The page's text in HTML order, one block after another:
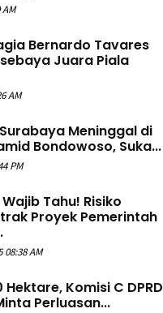
Bernardo Tavares
Juara Piala
AM
Meninggal di
Bondowoso, Suka...
PM
Tahu! Risiko
Proyek Pemerintah
08:38 AM
Komisi C DPRD
Perluasan...